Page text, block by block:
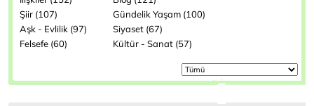
Şiir (107)
Gündelik Yaşam (100)
Aşk - Evlilik (97)
Siyaset (67)
Felsefe (60)
Kültür - Sanat (57)